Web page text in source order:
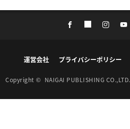
運営会社 プライバシーポリシー
Copyright © NAIGAI PUBLISHING CO.,LTD.